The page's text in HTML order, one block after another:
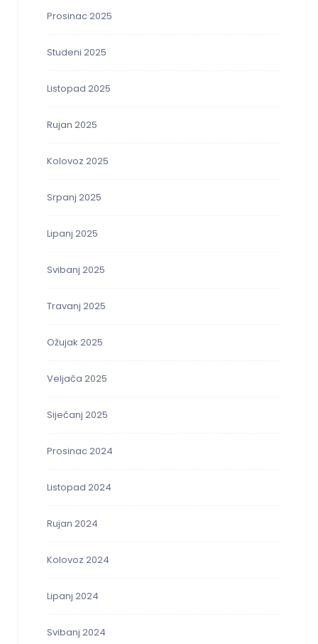
Prosinac 2025
Studeni 2025
Listopad 2025
Rujan 2025
Kolovoz 2025
Srpanj 2025
Lipanj 2025
Svibanj 2025
Travanj 2025
Ožujak 2025
Veljača 2025
Siječanj 2025
Prosinac 2024
Listopad 2024
Rujan 2024
Kolovoz 2024
Lipanj 2024
Svibanj 2024